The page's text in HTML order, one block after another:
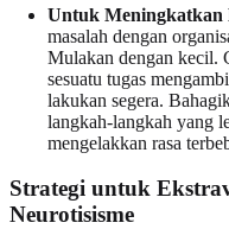
Untuk Meningkatkan
masalah dengan
Mulakan dengan
sesuatu tugas
lakukan segera.
langkah-langkah yang
mengelakkan rasa
Strategi untuk
Neurotisisme